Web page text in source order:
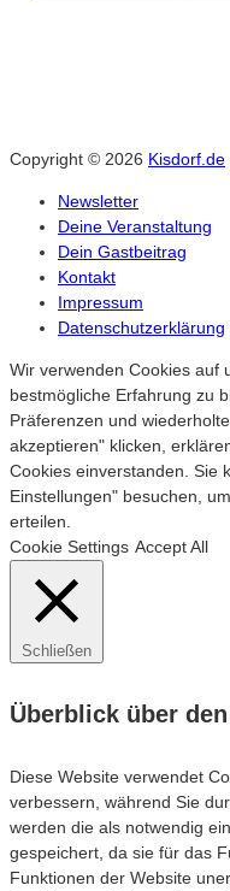
Copyright © 2026 Kisdorf.de
Newsletter
Deine Veranstaltung
Dein Gastbeitrag
Kontakt
Impressum
Datenschutzerklärung
Wir verwenden Cookies auf
bestmögliche Erfahrung zu
Präferenzen und
akzeptieren" klicken,
Cookies einverstanden. Sie
Einstellungen" besuchen,
erteilen.
Cookie Settings Accept All
Schließen
Überblick über
Diese Website verwendet
verbessern, während Sie
werden die als notwendig
gespeichert, da sie für das
Funktionen der Website